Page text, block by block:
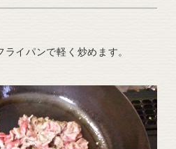
イパンで軽く炒めます。